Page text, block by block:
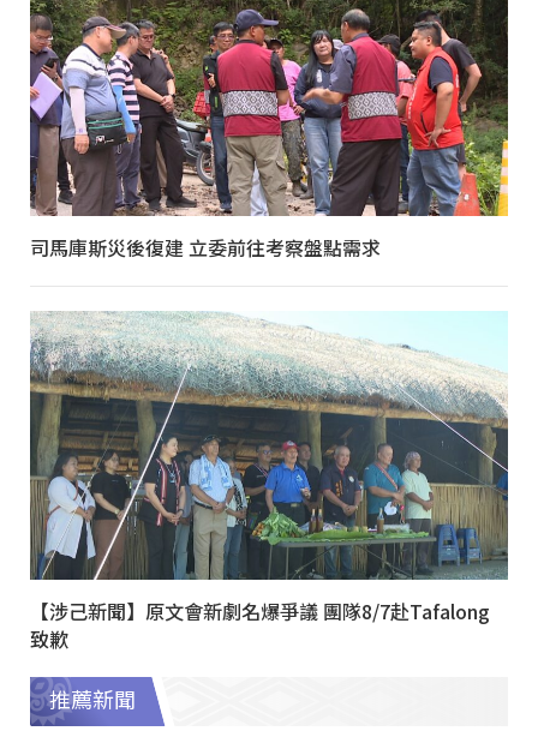
司馬庫斯災後復建 立委前往考察盤點需求
【涉己新聞】原文會新劇名爆爭議 團隊8/7赴Tafalong
致歉
推薦新聞